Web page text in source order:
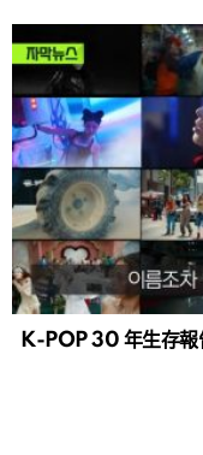
K-POP 30 年生存報